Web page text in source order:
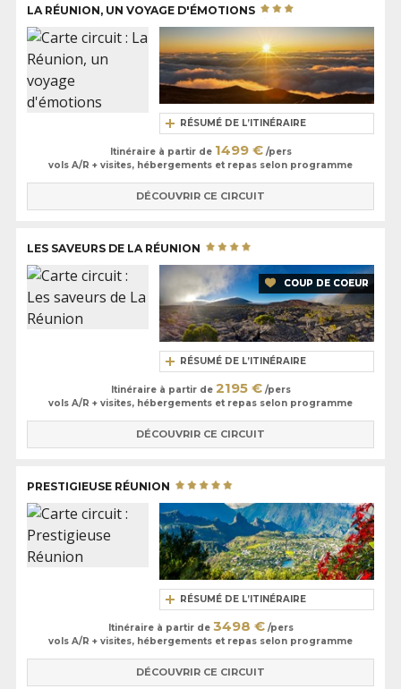
LA RÉUNION, UN VOYAGE D'ÉMOTIONS
RÉSUMÉ DE L’ITINÉRAIRE
Itinéraire à partir de 1499 €/pers
vols A/R + visites, hébergements et repas selon programme
DÉCOUVRIR CE CIRCUIT
LES SAVEURS DE LA RÉUNION
RÉSUMÉ DE L’ITINÉRAIRE
COUP DE COEUR
Itinéraire à partir de 2195 €/pers
vols A/R + visites, hébergements et repas selon programme
DÉCOUVRIR CE CIRCUIT
PRESTIGIEUSE RÉUNION
RÉSUMÉ DE L’ITINÉRAIRE
Itinéraire à partir de 3498 €/pers
vols A/R + visites, hébergements et repas selon programme
DÉCOUVRIR CE CIRCUIT